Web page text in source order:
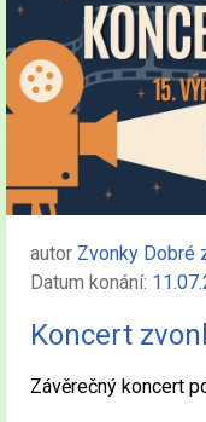
autor Zvonky Dobré
Datum konání:
Koncert
Závěrečný koncert